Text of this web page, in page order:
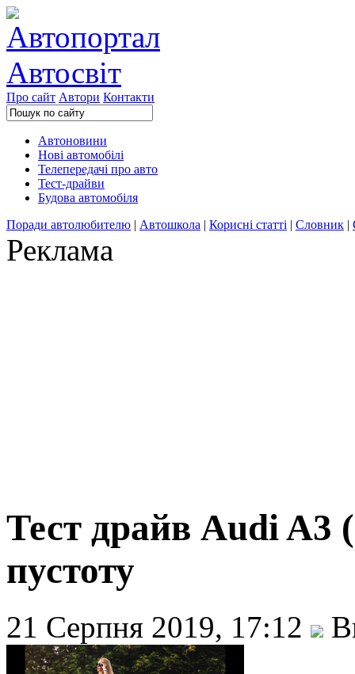
Про сайт Автори Контакти
Автоновини
Нові автомобілі
Телепередачі про авто
Тест-драйви
Будова автомобіля
Поради автолюбителю | Автошкола | Корисні статті | Словник |
Реклама
Тест драйв Audi A3
пустоту
21 Серпня 2019, 17:12